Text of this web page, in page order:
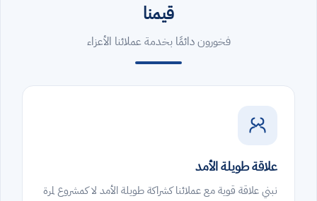
قيمنا
فخورون دائمًا بخدمة عملائنا الأعزاء
علاقة طويلة الأمد
نبني علاقة قوية مع عملائنا كشراكة طويلة الأمد لا كمشروع لمرة